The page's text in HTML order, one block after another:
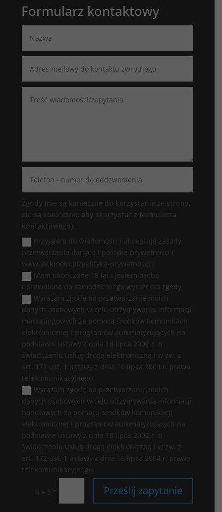
Formularz kontaktowy
Zgody (nie są konieczne do korzystania ze strony,
ale są konieczne, aby skorzystać z formularza
kontaktowego):
Przyjąłem do wiadomości i akceptuję zasady
przetwarzania danych i politykę prywatności (
www.jackmein.pl/polityka-prywatnosci )
Mam ukończone 18 lat i jestem osobą
uprawnioną do samodzielnego wyrażenia zgody
Wyrażam zgodę na przetwarzanie moich
danych osobowych w celu otrzymywania informacji
marketingowych za pomocą środków komunikacji
elektronicznej i programów automatyzujących na
podstawie ustawy z dnia 18 lipca 2002 r. o
świadczeniu usług drogą elektroniczną i w zw. z
art. 172 ust. 1 ustawy z dnia 16 lipca 2004 r. prawa
telekomunikacyjnego.
Wyrażam zgodę na przetwarzanie moich
danych osobowych w celu otrzymywania informacji
handlowych za pomocą środków komunikacji
elektronicznej i programów automatyzujących na
podstawie ustawy z dnia 18 lipca 2002 r. o
świadczeniu usług drogą elektroniczną i w zw. z
art. 172 ust. 1 ustawy z dnia 16 lipca 2004 r. prawa
telekomunikacyjnego.
6 + 3 = Prześlij zapytanie